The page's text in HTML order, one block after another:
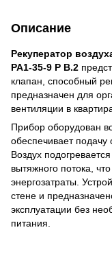
Описание
Рекуператор
РА1-35-9 Р В.2
клапан, способный
предназначен для
вентиляции в
Прибор оборудован
обеспечивает подачу
Воздух
вытяжного потока,
энергозатраты.
стене и
эксплуатации без
питания.